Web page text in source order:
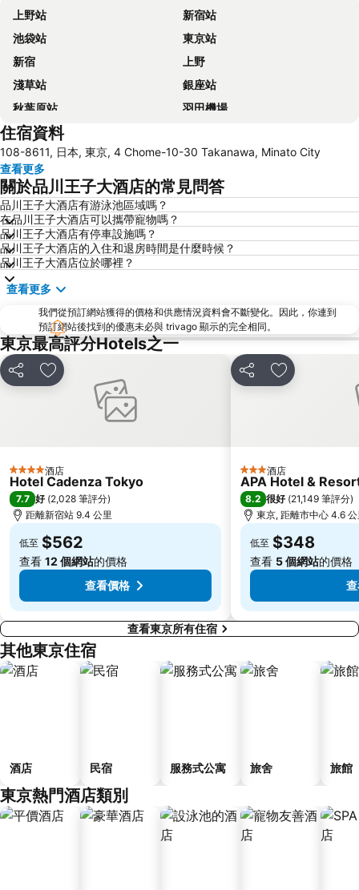
上野站
新宿站
池袋站
東京站
新宿
上野
淺草站
銀座站
秋葉原站
羽田機場
品川站
錦系釘站
橫濱車站
東京迪士尼
新橋站
日本橋站
Shibuya
Haneda Airport International Terminal Station
淺草寺
赤坂站
東京巨蛋城
六本木車站
原宿站
羽田機場 東京國際機場
築地魚市場
御台場 (台場)
Kawasaki Station
東京迪士尼海洋
太陽城
Nippori Station
Tachikawa Station
Gotanda Station
水道橋站
Shinjuku-gyoemmae Metro Station
Shinagawa
Hamamatsucho station
Ofuna Station
Nishi-Kasai Metro Station
Fujisawa Station
Shimbashi Metro Station
Chiba Station
Toyosu Station
住宿資料
108-8611, 日本, 東京, 4 Chome-10-30 Takanawa, Minato City
查看更多
關於品川王子大酒店的常見問答
品川王子大酒店有游泳池區域嗎？
在品川王子大酒店可以攜帶寵物嗎？
品川王子大酒店有停車設施嗎？
品川王子大酒店的入住和退房時間是什麼時候？
品川王子大酒店位於哪裡？
查看更多
我們從預訂網站獲得的價格和供應情況資料會不斷變化。因此，你連到
預訂網站後找到的優惠未必與 trivago 顯示的完全相同。
東京最高評分Hotels之一
分享 放到收藏夾
4 星級 酒店
Hotel Cadenza Tokyo
7.7 好 (2,028 筆評分)
距離新宿站 9.4 公里
低至 $562
查看 12 個網站的價格
查看價格
分享 放到收藏夾
3 星級酒店
APA Hotel &
8.2 很好 (21,149 筆評分)
東京, 距離市中心 4.6
低至 $348
查看 5 個網站的價格
查看東京所有住宿
其他東京住宿
酒店 民宿 服務式公寓 旅舍 旅館
東京熱門酒店類別